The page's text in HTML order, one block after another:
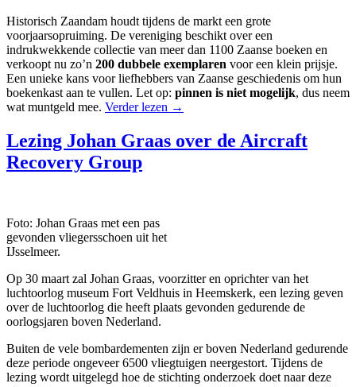
Historisch Zaandam houdt tijdens de markt een grote
voorjaarsopruiming. De vereniging beschikt over een
indrukwekkende collectie van meer dan 1100 Zaanse boeken en
verkoopt nu zo’n 200 dubbele exemplaren voor een klein prijsje.
Een unieke kans voor liefhebbers van Zaanse geschiedenis om hun
boekenkast aan te vullen. Let op: pinnen is niet mogelijk, dus neem
wat muntgeld mee. Verder lezen →
Lezing Johan Graas over de Aircraft
Recovery Group
Foto: Johan Graas met een pas
gevonden vliegersschoen uit het
IJsselmeer.
Op 30 maart zal Johan Graas, voorzitter en oprichter van het
luchtoorlog museum Fort Veldhuis in Heemskerk, een lezing geven
over de luchtoorlog die heeft plaats gevonden gedurende de
oorlogsjaren boven Nederland.
Buiten de vele bombardementen zijn er boven Nederland gedurende
deze periode ongeveer 6500 vliegtuigen neergestort. Tijdens de
lezing wordt uitgelegd hoe de stichting onderzoek doet naar deze